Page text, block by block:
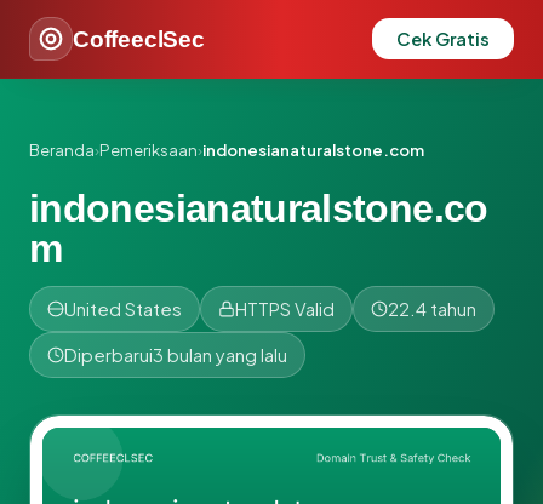
CoffeeclSec Cek Gratis
Beranda›Pemeriksaan›indonesianaturalstone.com
indonesianaturalstone.co
m
United States HTTPS Valid 22.4 tahun
Diperbarui3 bulan yang lalu